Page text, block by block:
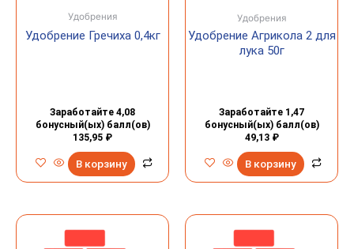
Удобрения
Удобрение Гречиха 0,4кг
Заработайте 4,08
бонусный(ых) балл(ов)
135,95 ₽
В корзину
Удобрения
Удобрение Агрикола 2 для
лука 50г
Заработайте 1,47
бонусный(ых) балл(ов)
49,13 ₽
В корзину